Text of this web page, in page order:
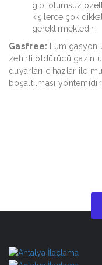
gibi olumsuz
kişilerce çok
gerektirmektedir.
Gasfree: Fumigasyon
zehirli öldürücü gazın
duyarları cihazlar ile
boşaltılması yöntemidir.